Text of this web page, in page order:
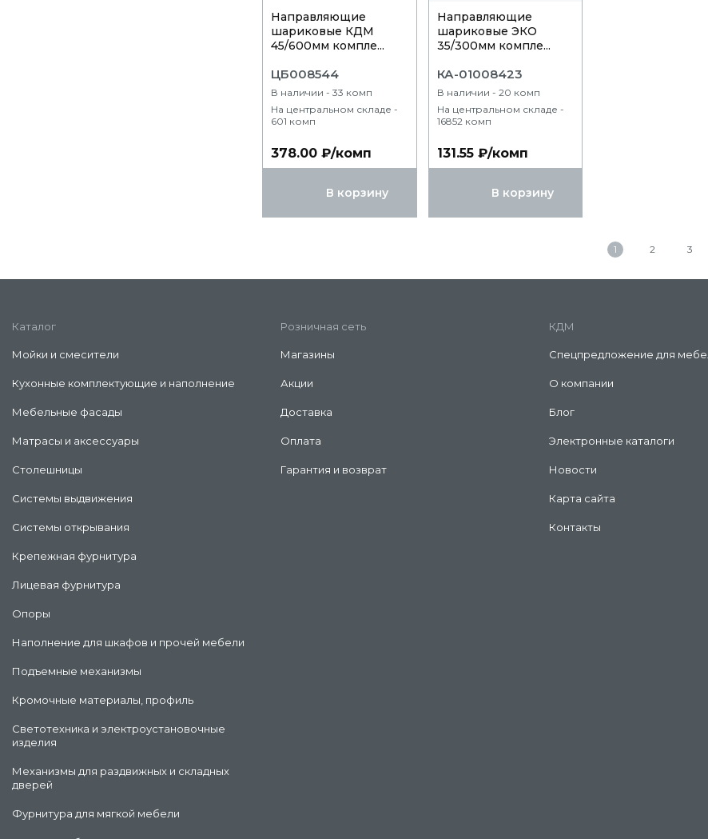
Направляющие
шариковые КДМ
45/600мм компле...
ЦБ008544
В наличии - 33 комп
На центральном складе -
601 комп
378.00 ₽/комп
В корзину
Направляющие
шариковые ЭКО
35/300мм компле...
КА-01008423
В наличии - 20 комп
На центральном складе -
16852 комп
131.55 ₽/комп
В корзину
1 2 3
Каталог
Мойки и смесители
Кухонные комплектующие и наполнение
Мебельные фасады
Матрасы и аксессуары
Столешницы
Системы выдвижения
Системы открывания
Крепежная фурнитура
Лицевая фурнитура
Опоры
Наполнение для шкафов и прочей мебели
Подъемные механизмы
Кромочные материалы, профиль
Светотехника и электроустановочные
изделия
Механизмы для раздвижных и складных
дверей
Фурнитура для мягкой мебели
Розничная сеть
Магазины
Акции
Доставка
Оплата
Гарантия и возврат
КДМ
Спецпредложение для
О компании
Блог
Электронные каталоги
Новости
Карта сайта
Контакты